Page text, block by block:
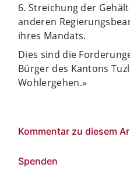
6. Streichung der
anderen
ihres Mandats.
Dies sind die
Bürger des Kantons
Wohlergehen.»
Kommentar zu diesem
Spenden